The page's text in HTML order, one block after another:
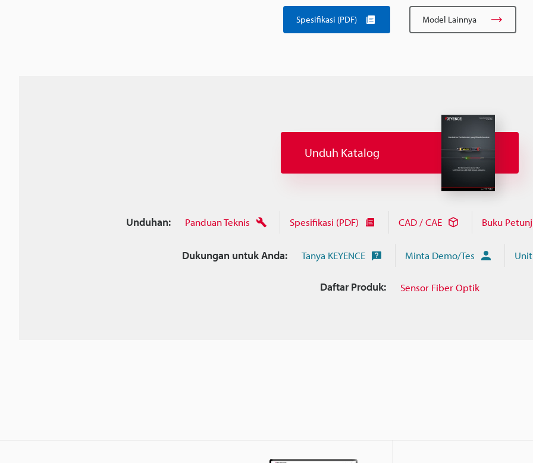
Spesifikasi (PDF) Model Lainnya
Unduh Katalog
Unduhan: Panduan Teknis Spesifikasi (PDF) CAD / CAE Buku
Dukungan untuk Anda: Tanya KEYENCE Minta Demo/Tes
Daftar Produk: Sensor Fiber Optik